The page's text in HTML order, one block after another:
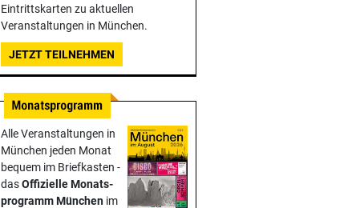
Eintrittskarten zu aktuellen
Veranstaltungen in München.
JETZT TEILNEHMEN
Alle Veranstaltungen in
München jeden Monat
bequem im Briefkasten -
dasOffizielle Monats­
programm München im